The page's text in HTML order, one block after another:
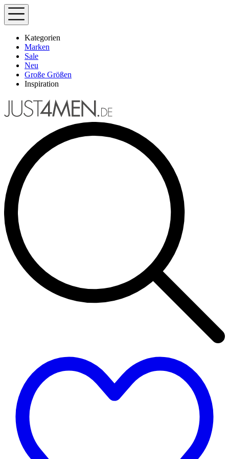
Kategorien
Marken
Sale
Neu
Große Größen
Inspiration